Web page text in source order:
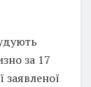
за 17
заявленої